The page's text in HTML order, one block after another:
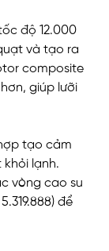
độ 12.000
và tạo ra
composite
giúp lưỡi
tạo cảm
lạnh.
vòng cao su
để